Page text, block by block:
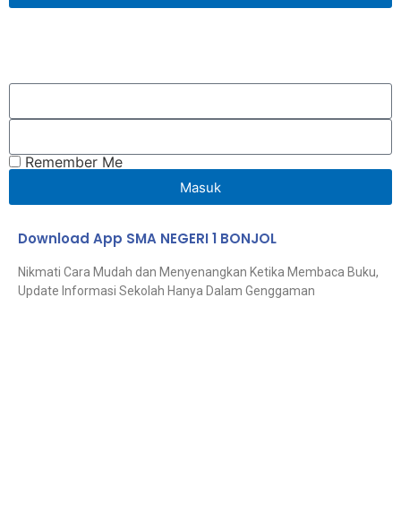
Remember Me
Masuk
Download App SMA NEGERI 1 BONJOL
Nikmati Cara Mudah dan Menyenangkan Ketika Membaca Buku,
Update Informasi Sekolah Hanya Dalam Genggaman